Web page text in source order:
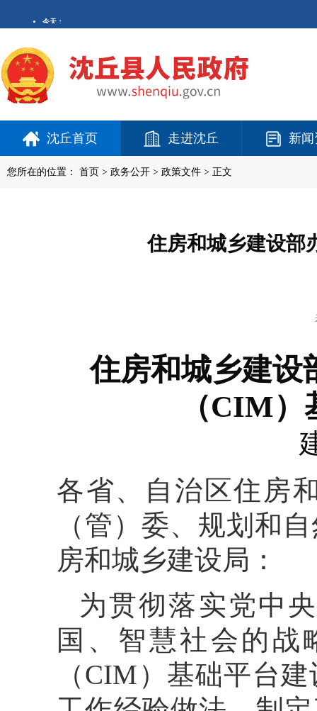
沈丘首页 走进沈丘 新
您所在的位置： 首页 > 政务公开 > 政策文件 > 正文
住房和城乡建设部
住房和城乡建设
（CIM）
各省、自治区住房
（管）委、规划和
房和城乡建设局：
为贯彻落实党中
国、智慧社会的战
（CIM）基础平台